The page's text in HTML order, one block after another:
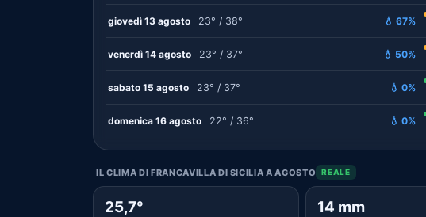
giovedì 13 agosto 23° / 38° 💧 67%
venerdì 14 agosto 23° / 37° 💧 50%
sabato 15 agosto 23° / 37° 💧 0%
domenica 16 agosto 22° / 36° 💧 0%
IL CLIMA DI FRANCAVILLA DI SICILIA A AGOSTO REALE
25,7° 14 mm